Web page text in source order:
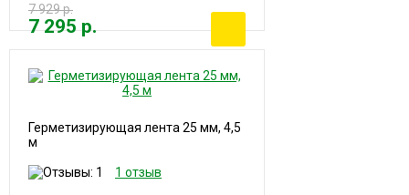
7 929 р.
7 295 р.
Герметизирующая лента 25 мм, 4,5
м
1 отзыв